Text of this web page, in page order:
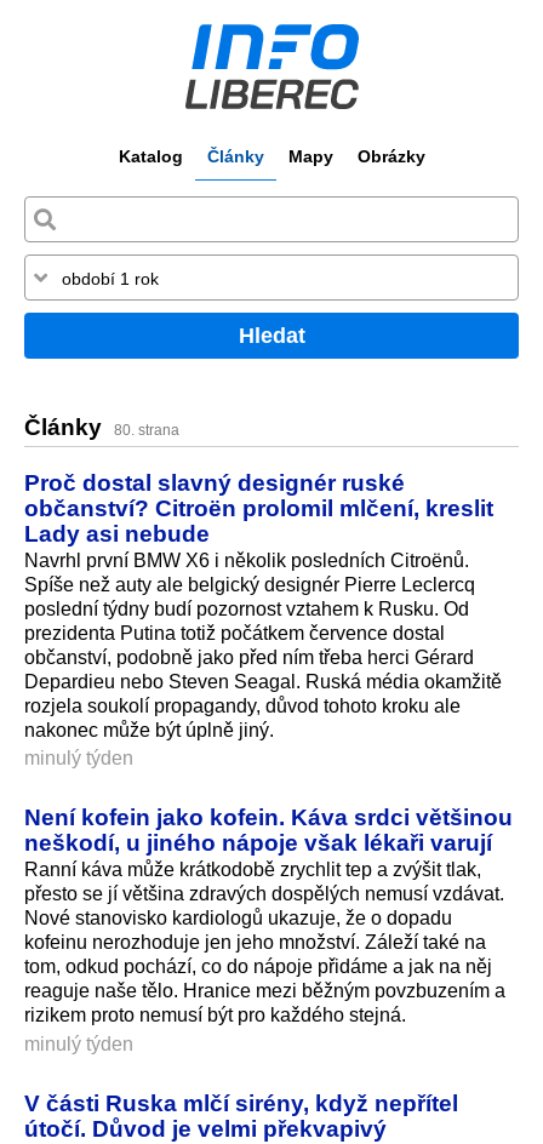
Katalog Články Mapy Obrázky
Hledat
Články 80. strana
Proč dostal slavný designér ruské
občanství? Citroën prolomil mlčení, kreslit
Lady asi nebude
Navrhl první BMW X6 i několik posledních Citroënů.
Spíše než auty ale belgický designér Pierre Leclercq
poslední týdny budí pozornost vztahem k Rusku. Od
prezidenta Putina totiž počátkem července dostal
občanství, podobně jako před ním třeba herci Gérard
Depardieu nebo Steven Seagal. Ruská média okamžitě
rozjela soukolí propagandy, důvod tohoto kroku ale
nakonec může být úplně jiný.
minulý týden
Není kofein jako kofein. Káva srdci většinou
neškodí, u jiného nápoje však lékaři varují
Ranní káva může krátkodobě zrychlit tep a zvýšit tlak,
přesto se jí většina zdravých dospělých nemusí vzdávat.
Nové stanovisko kardiologů ukazuje, že o dopadu
kofeinu nerozhoduje jen jeho množství. Záleží také na
tom, odkud pochází, co do nápoje přidáme a jak na něj
reaguje naše tělo. Hranice mezi běžným povzbuzením a
rizikem proto nemusí být pro každého stejná.
minulý týden
V části Ruska mlčí sirény, když nepřítel
útočí. Důvod je velmi překvapivý